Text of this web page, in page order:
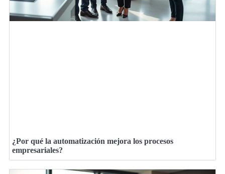
¿Por qué la automatización mejora los procesos
empresariales?